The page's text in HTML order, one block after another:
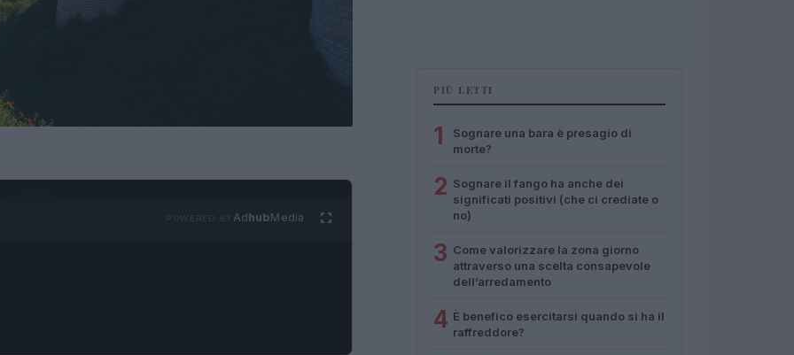
AdhubMedia
PIÙ LETTI
1
Sognare una bara è presagio di
morte?
2 Sognare il fango ha anche dei
significati positivi (che ci crediate o
no)
3 Come valorizzare la zona giorno
attraverso una scelta consapevole
dell’arredamento
4 È benefico esercitarsi quando si ha il
raffreddore?